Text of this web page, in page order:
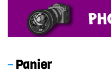
Panier